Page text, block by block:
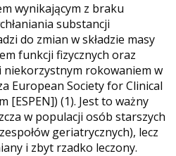
wynikającym z braku
substancji
do zmian w składzie masy
funkcji fizycznych oraz
niekorzystnym rokowaniem w
European Society for Clinical
(1). Jest to ważny
w populacji osób starszych
geriatrycznych), lecz
i zbyt rzadko leczony.